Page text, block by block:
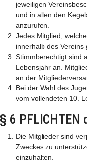
jeweiligen
und in allen den
anzurufen.
Jedes Mitglied,
innerhalb des Vereins
Stimmberechtigt sind
Lebensjahr an.
an der
Bei der Wahl des
vom vollendeten 10.
§ 6 PFLICHTEN
Die Mitglieder sind
Zweckes zu
einzuhalten.